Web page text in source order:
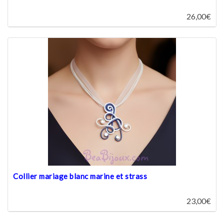
26,00€
Collier mariage blanc marine et strass
23,00€